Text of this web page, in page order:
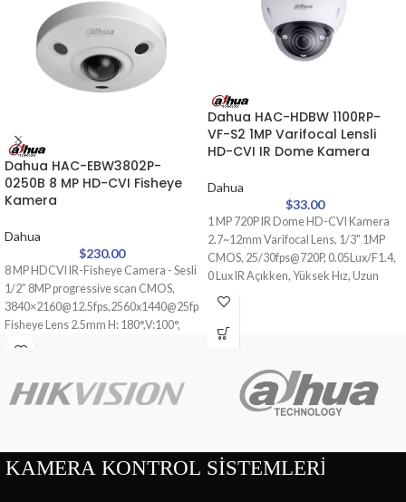
Dahua HAC-EBW3802P-
0250B 8 MP HD-CVI Fisheye
Kamera
Dahua
$230.00
8 MP HDCVI IR-Fisheye Camera - Sesli
1/2” 8MP progressive scan CMOS,
3840×2160@12.5fps,2560x1440@25fps,Panoramic
Fisheye Lens 2.5mm H: 180°,V:100°,
Max. 15fps@4K, 0.01Lux/F2.0 (Color),
NR, Cihazdaki Lens Distorsiyon
Koaksiyel Kablo ile 500 m'ye kadar
iletim
Dahua HAC-HDBW 1100RP-
VF-S2 1MP Varifocal Lensli
HD-CVI IR Dome Kamera
Dahua
$33.00
1 MP 720P IR Dome HD-CVI Kamera
2.7~12mm Varifocal Lens, 1/3" 1MP
CMOS, 25/30fps@720P, 0.05Lux/F1.4,
0 Lux IR Açıkken, Yüksek Hız, Uzun
Mesafe Real-Time İletim, HD ve
Gece/Gündüz (ICR), 2D-DNR, AWB,
Akıllı IR, IP67, IK10, DC 12V, 75-3
Koaksiyel Kablo ile 800 m